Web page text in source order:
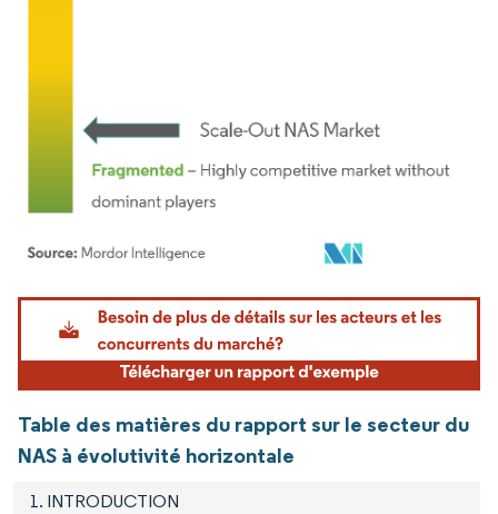
Image © Mordor Intelligence. La réutilisation nécessite une attribution sous CC BY
Table des matières du rapport sur le secteur du
NAS à évolutivité horizontale
1. INTRODUCTION